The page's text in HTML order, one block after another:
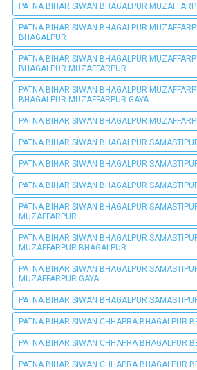
PATNA BIHAR SIWAN BHAGALPUR
PATNA BIHAR SIWAN BHAGALPUR
BHAGALPUR
PATNA BIHAR SIWAN BHAGALPUR
BHAGALPUR MUZAFFARPUR
PATNA BIHAR SIWAN BHAGALPUR
BHAGALPUR MUZAFFARPUR GAYA
PATNA BIHAR SIWAN BHAGALPUR
PATNA BIHAR SIWAN BHAGALPUR
PATNA BIHAR SIWAN BHAGALPUR
PATNA BIHAR SIWAN BHAGALPUR
PATNA BIHAR SIWAN BHAGALPUR
MUZAFFARPUR
PATNA BIHAR SIWAN BHAGALPUR
MUZAFFARPUR BHAGALPUR
PATNA BIHAR SIWAN BHAGALPUR
MUZAFFARPUR GAYA
PATNA BIHAR SIWAN BHAGALPUR
PATNA BIHAR SIWAN CHHAPRA BHAGALPUR
PATNA BIHAR SIWAN CHHAPRA BHAGALPUR
PATNA BIHAR SIWAN CHHAPRA BHAGALPUR